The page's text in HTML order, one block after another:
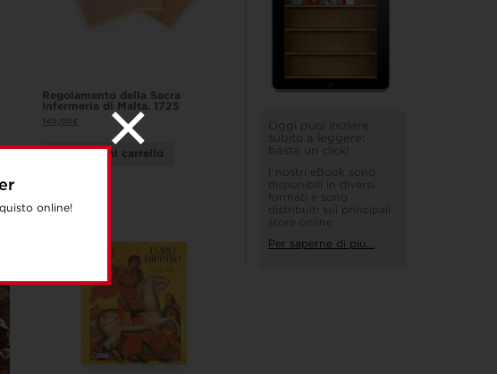
online!
Regolamento della Sacra
Infermeria di Malta. 1725
140,00€
Aggiungi al carrello
Oggi puoi iniziare
subito a leggere:
basta un click!
I nostri eBook sono
disponibili in diversi
formati e sono
distribuiti sui principali
store online
Per saperne di più...